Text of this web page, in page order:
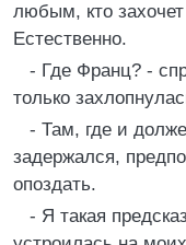
любым, кто
Естественно.
- Где Франц? -
только
- Там, где и
задержался,
опоздать.
- Я такая